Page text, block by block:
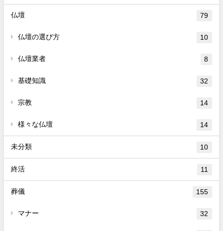
仏壇 79
仏壇の選び方 10
仏壇業者 8
基礎知識 32
宗教 14
様々な仏壇 14
未分類 10
終活 11
葬儀 155
マナー 32